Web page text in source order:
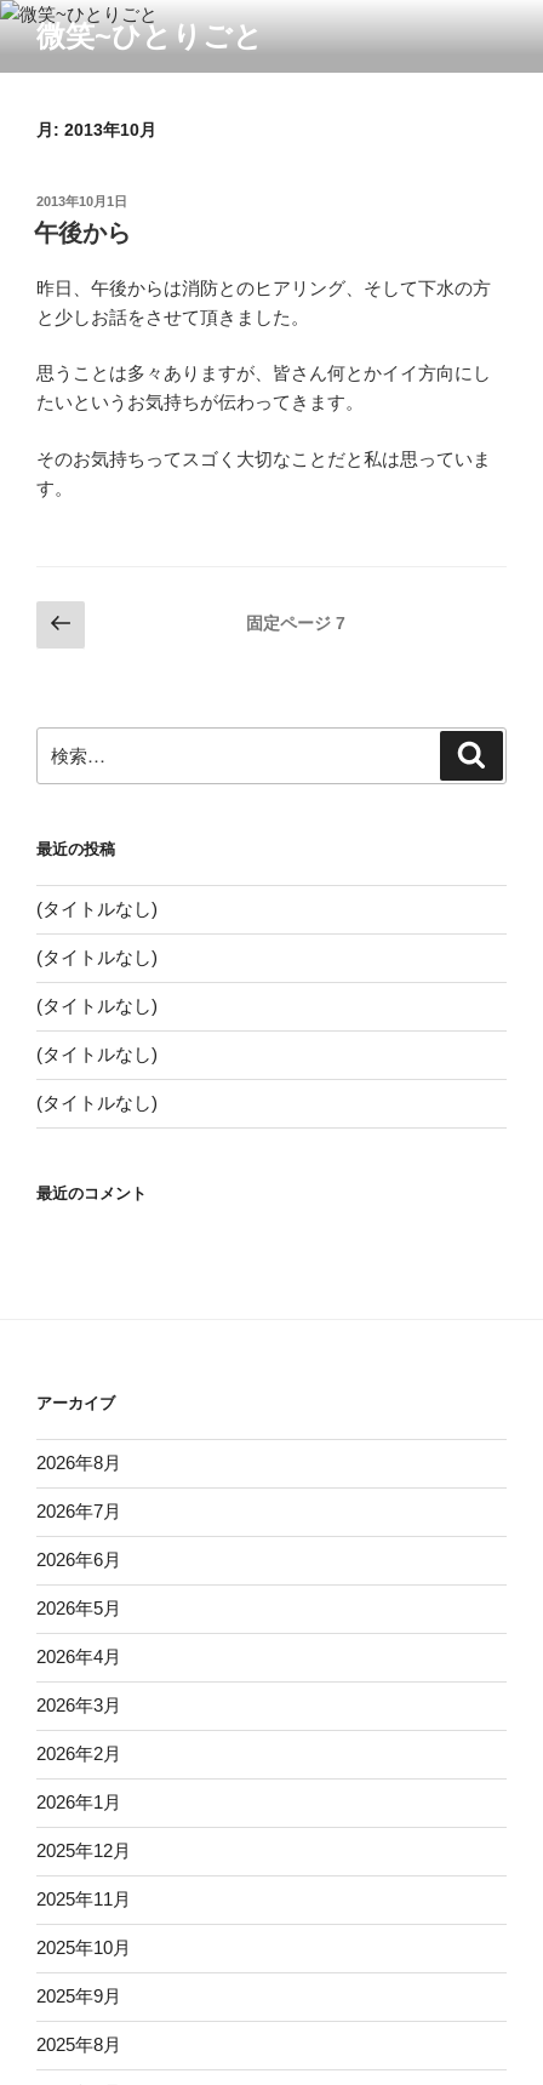
コ
テ
微笑~ひとりごと
月: 2013年10月
投
稿
日:
2013年10月1日
午後から
昨日、午後からは消防とのヒアリング、そして下水の方
と少しお話をさせて頂きました。
思うことは多々ありますが、皆さん何とかイイ方向にし
たいというお気持ちが伝わってきます。
そのお気持ちってスゴく大切なことだと私は思っていま
す。
投
稿
ゲ
ー
ョ
ン
の
ジ
固定ページ 7
索:
最近の投稿
(タイトルなし)
(タイトルなし)
(タイトルなし)
(タイトルなし)
(タイトルなし)
最近のコメント
アーカイブ
2026年8月
2026年7月
2026年6月
2026年5月
2026年4月
2026年3月
2026年2月
2026年1月
2025年12月
2025年11月
2025年10月
2025年9月
2025年8月